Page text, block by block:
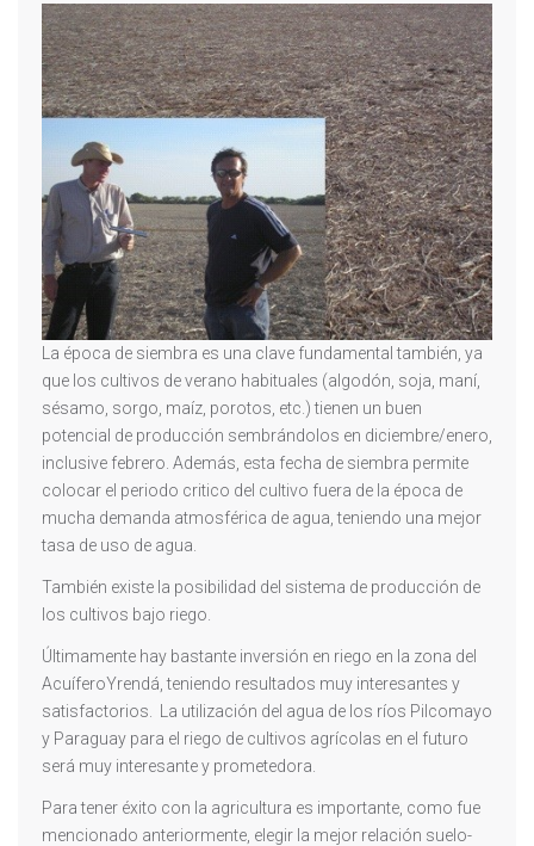
La época de siembra es una clave fundamental también, ya
que los cultivos de verano habituales (algodón, soja, maní,
sésamo, sorgo, maíz, porotos, etc.) tienen un buen
potencial de producción sembrándolos en diciembre/enero,
inclusive febrero. Además, esta fecha de siembra permite
colocar el periodo critico del cultivo fuera de la época de
mucha demanda atmosférica de agua, teniendo una mejor
tasa de uso de agua.
También existe la posibilidad del sistema de producción de
los cultivos bajo riego.
Últimamente hay bastante inversión en riego en la zona del
AcuíferoYrendá, teniendo resultados muy interesantes y
satisfactorios. La utilización del agua de los ríos Pilcomayo
y Paraguay para el riego de cultivos agrícolas en el futuro
será muy interesante y prometedora.
Para tener éxito con la agricultura es importante, como fue
mencionado anteriormente, elegir la mejor relación suelo-